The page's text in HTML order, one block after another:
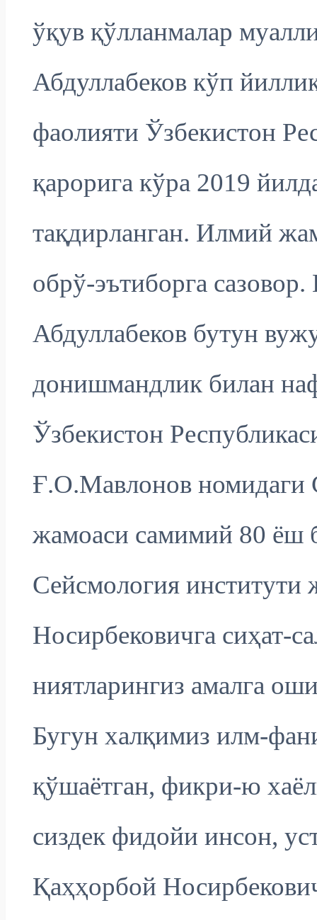
ўқув қўлланмалар
Абдуллабеков кўп
фаолияти Ўзбекистон
қарорига кўра 2019
тақдирланган. Илмий
обрў-эътиборга
Абдуллабеков бутун
донишмандлик билан
Ўзбекистон
Ғ.О.Мавлонов номидаги
жамоаси самимий 80 ёш
Сейсмология
Носирбековичга сиҳат-
ниятларингиз амалга
Бугун халқимиз илм-
қўшаётган, фикри-ю
сиздек фидойи инсон,
Қаҳҳорбой